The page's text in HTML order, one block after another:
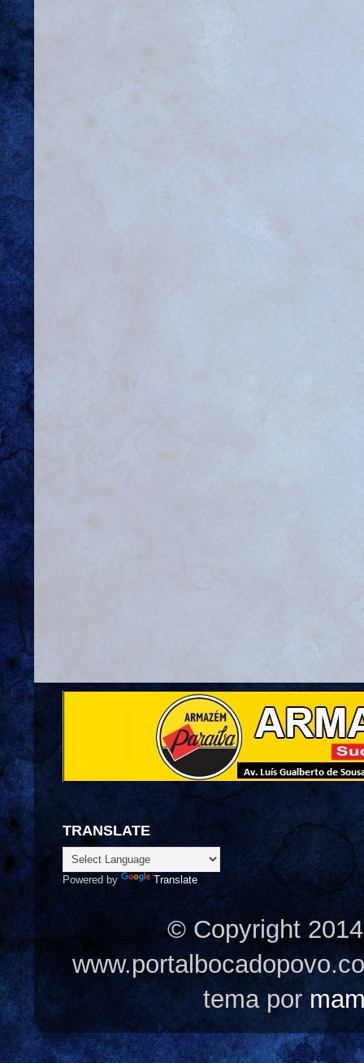
TRANSLATE
Powered by Translate
© Copyright
tema por